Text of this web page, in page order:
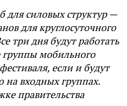
для силовых структур —
для круглосуточного
три дня будут работать
мобильного
если и будут
на входных группах.
правительства